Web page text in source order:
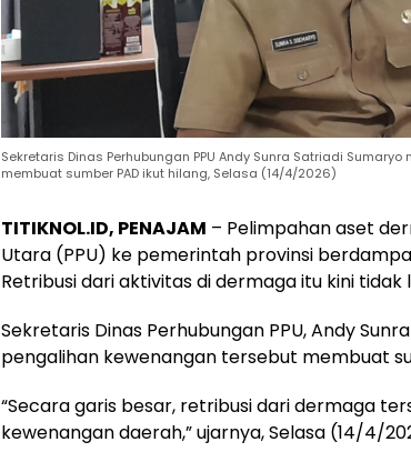
Sekretaris Dinas Perhubungan PPU Andy Sunra Satriadi
membuat sumber PAD ikut hilang, Selasa (14/4/2026)
TITIKNOL.ID, PENAJAM – Pelimpahan aset
Utara (PPU) ke pemerintah provinsi
Retribusi dari aktivitas di dermaga itu kini tidak
Sekretaris Dinas Perhubungan PPU, Andy
pengalihan kewenangan tersebut membuat
“Secara garis besar, retribusi dari dermaga
kewenangan daerah,” ujarnya, Selasa (14/4/